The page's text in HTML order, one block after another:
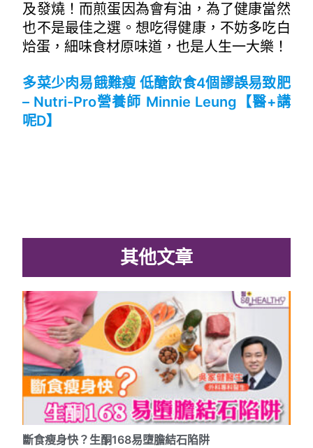
及發燒！而煎蛋因為會有油，為了健康當然
也不是最佳之選。想吃得健康，不妨多吃白
烚蛋，細味食材原味道，也是人生一大樂！
多菜少肉易餓難瘦 低醣飲食4個謬誤易致肥
– Nutri-Pro營養師 Minnie Leung【醫+講
呢D】
其他文章
斷食瘦身快？生酮168易墮膽結石陷阱